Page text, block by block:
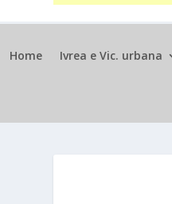
Home Ivrea e Vic. urbana